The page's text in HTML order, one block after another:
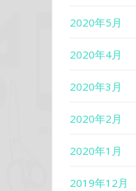
2020年5月
2020年4月
2020年3月
2020年2月
2020年1月
2019年12月